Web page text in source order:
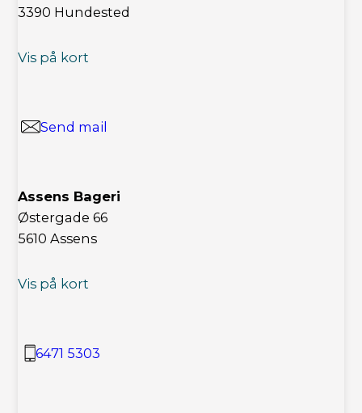
3390 Hundested
Vis på kort
Send mail
Assens Bageri
Østergade 66
5610 Assens
Vis på kort
6471 5303